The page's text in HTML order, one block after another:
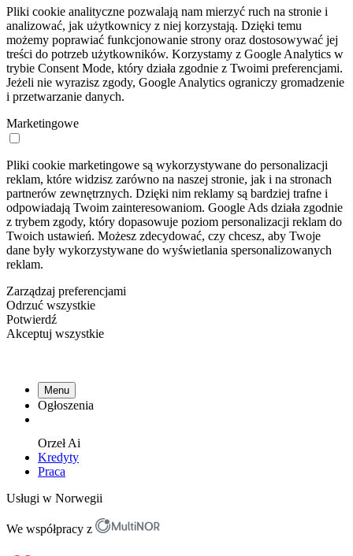
Pliki cookie analityczne pozwalają nam mierzyć ruch na stronie i
analizować, jak użytkownicy z niej korzystają. Dzięki temu
możemy poprawiać funkcjonowanie strony oraz dostosowywać jej
treści do potrzeb użytkowników. Korzystamy z Google Analytics w
trybie Consent Mode, który działa zgodnie z Twoimi preferencjami.
Jeżeli nie wyrazisz zgody, Google Analytics ograniczy gromadzenie
i przetwarzanie danych.
Marketingowe
Pliki cookie marketingowe są wykorzystywane do personalizacji
reklam, które widzisz zarówno na naszej stronie, jak i na stronach
partnerów zewnętrznych. Dzięki nim reklamy są bardziej trafne i
odpowiadają Twoim zainteresowaniom. Google Ads działa zgodnie
z trybem zgody, który dopasowuje poziom personalizacji reklam do
Twoich ustawień. Możesz zdecydować, czy chcesz, aby Twoje
dane były wykorzystywane do wyświetlania spersonalizowanych
reklam.
Zarządzaj preferencjami
Odrzuć wszystkie
Potwierdź
Akceptuj wszystkie
Menu
Ogłoszenia
OrzełAi
Kredyty
Praca
Usługi w Norwegii
We współpracy z